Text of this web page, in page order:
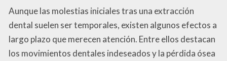
Aunque las molestias iniciales tras una extracción
dental suelen ser temporales, existen algunos efectos a
largo plazo que merecen atención. Entre ellos destacan
los movimientos dentales indeseados y la pérdida ósea